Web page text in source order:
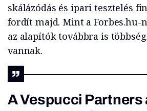
skálázódás és ipari tesztelés
fordít majd. Mint a Forbes.hu-
az alapítók továbbra is
vannak.
A Vespucci Partners